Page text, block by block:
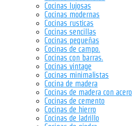
Cocinas lujosas
Cocinas modernas
Cocinas rusticas
Cocinas sencillas
Cocinas pequeñas
Cocinas de campo.
Cocinas con barras.
Cocinas vintage
Cocinas minimalistas
Cocina de madera
Cocinas de madera con acero
Cocinas de cemento
Cocinas de hierro
Cocinas de ladrillo